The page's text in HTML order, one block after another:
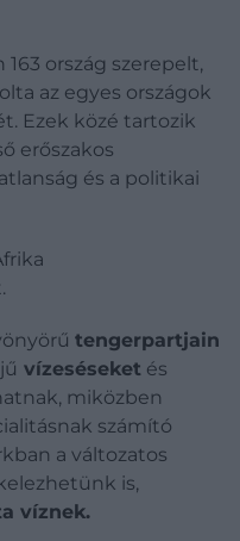
ország szerepelt,
az egyes országok
Ezek közé tartozik
erőszakos
és a politikai
tengerpartjain
vízeséseket és
miközben
számító
a változatos
is,
víznek.